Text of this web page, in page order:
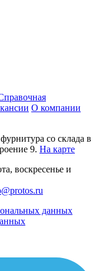
О компании
со склада в
9. На карте
воскресенье и
данных